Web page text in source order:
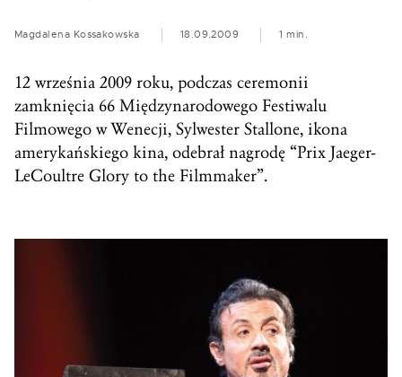
Magdalena Kossakowska 18.09.2009 1 min.
12 września 2009 roku, podczas ceremonii
zamknięcia 66 Międzynarodowego Festiwalu
Filmowego w Wenecji, Sylwester Stallone, ikona
amerykańskiego kina, odebrał nagrodę “Prix Jaeger-
LeCoultre Glory to the Filmmaker”.